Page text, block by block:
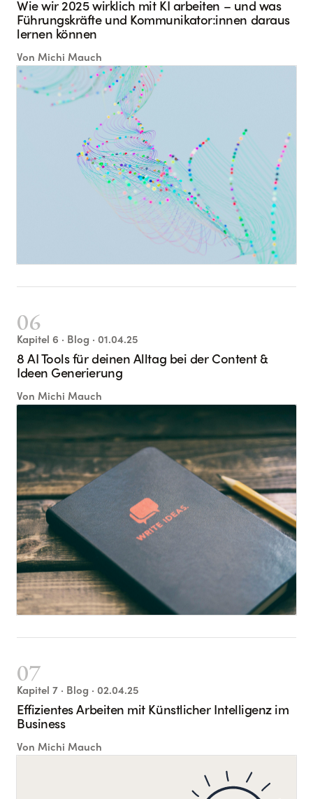
Wie wir 2025 wirklich mit KI arbeiten – und was
Führungskräfte und Kommunikator:innen daraus
lernen können
Von Michi Mauch
06
Kapitel 6 · Blog · 01.04.25
8 AI Tools für deinen Alltag bei der Content &
Ideen Generierung
Von Michi Mauch
07
Kapitel 7 · Blog · 02.04.25
Effizientes Arbeiten mit Künstlicher Intelligenz im
Business
Von Michi Mauch